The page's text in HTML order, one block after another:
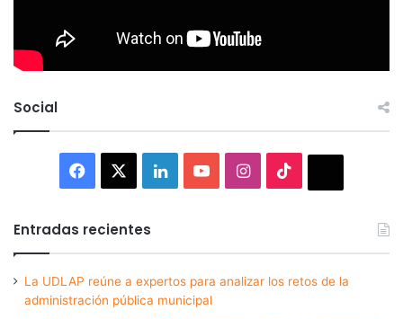
Social
Facebook LinkedInYouTubeInstagram
Entradas recientes
La UDLAP reúne a expertos para analizar los retos de la
administración pública municipal